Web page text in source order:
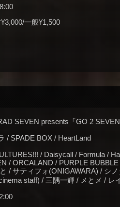
一般¥1,500
SEVEN presents「GO 2 SEVEN
/ SPADE BOX / HeartLand
/ Daisycall / Formula /
/ ORCALAND / PURPLE
/ サティフォ(ONIGAWARA) / シ
staff) / 三隅一輝 / メとメ / レ